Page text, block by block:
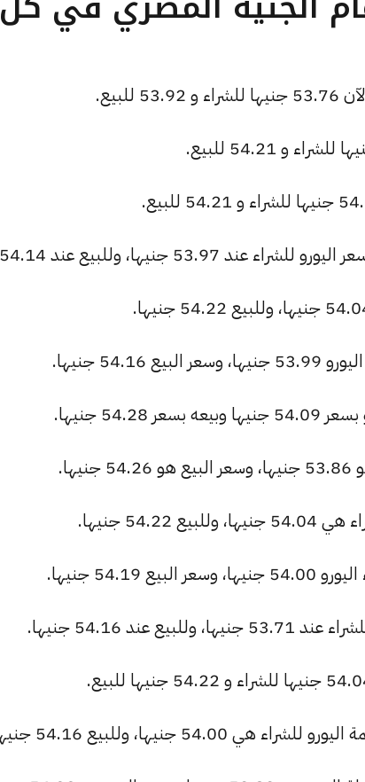
جنيها، وللبيع عند 54.14 جنيها.
جنيها.
جنيها.
جنيها.
جنيها.
54.16 جنيها.
جنيها، وللبيع 54.16 جنيها.